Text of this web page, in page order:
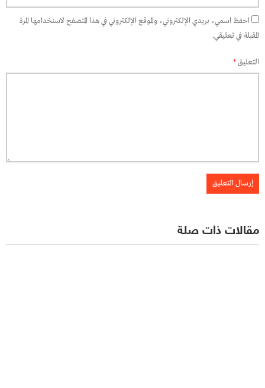
احفظ اسمي، بريدي الإلكتروني، والموقع الإلكتروني في هذا المتصفح لاستخدامها المرة
المقبلة في تعليقي.
التعليق*
مقالات ذات صلة